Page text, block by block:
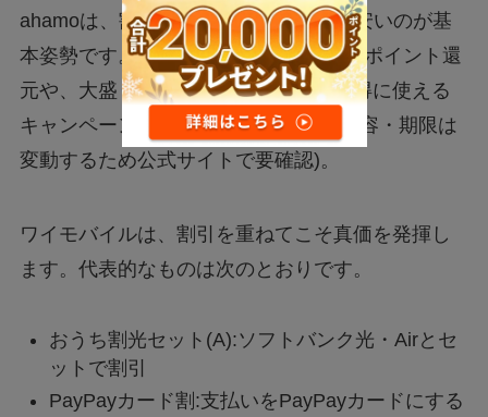
ahamoは、割引を組まなくても料金が安いのが基
本姿勢です。そのうえで乗り換え時のdポイント還
元や、大盛りオプションを一定期間お得に使える
キャンペーンを随時実施しています(内容・期限は
変動するため公式サイトで要確認)。
ワイモバイルは、割引を重ねてこそ真価を発揮し
ます。代表的なものは次のとおりです。
おうち割光セット(A):ソフトバンク光・Airとセ
ットで割引
PayPayカード割:支払いをPayPayカードにする